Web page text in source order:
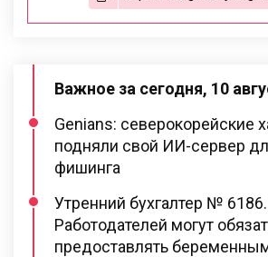
Важное за сегодня, 10
Genians: северокорейские
подняли свой ИИ-сервер
фишинга
Утренний бухгалтер № 6186.
Работодателей могут
предоставлять